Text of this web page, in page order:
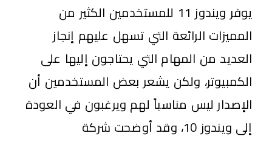
يوفر ويندوز 11 للمستخدمين الكثير من
المميزات الرائعة التي تسهل عليهم إنجاز
العديد من المهام التي يحتاجون إليها على
الكمبيوتر، ولكن يشعر بعض المستخدمين أن
الإصدار ليس مناسباً لهم ويرغبون في العودة
إلى ويندوز 10، وقد أوضحت شركة